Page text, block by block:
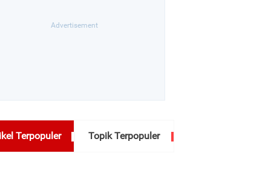
Terpopuler Topik Terpopuler